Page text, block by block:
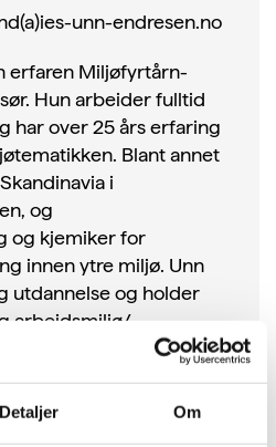
Detaljer Om
unn-endresen.no
erfaren Miljøfyrtårn-
Hun arbeider fulltid
har over 25 års erfaring
Blant annet
i
og
og kjemiker for
innen ytre miljø. Unn
utdannelse og holder
arbeidsmiljø/